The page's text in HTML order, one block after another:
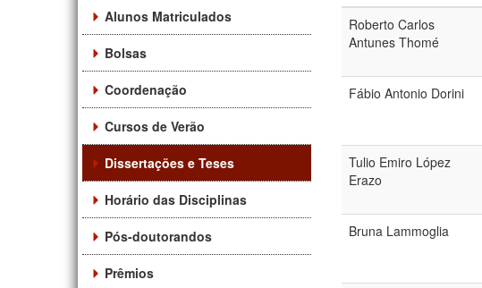
Alunos Matriculados
Bolsas
Coordenação
Cursos de Verão
Dissertações e Teses
Horário das Disciplinas
Pós-doutorandos
Prêmios
Roberto Carlos
Antunes Thomé
Fábio Antonio Dorini
Tulio Emiro López
Erazo
Bruna Lammoglia